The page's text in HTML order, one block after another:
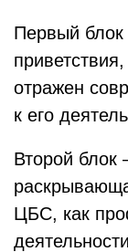
Первый блок
отражен
к его
Второй блок
ЦБС, как